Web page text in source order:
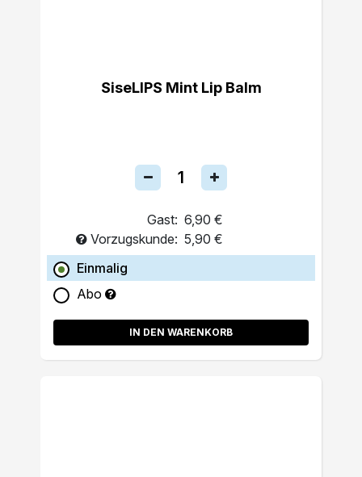
SiseLIPS Mint Lip Balm
Gast: 6,90 €
Vorzugskunde: 5,90 €
Einmalig
Abo
IN DEN WARENKORB